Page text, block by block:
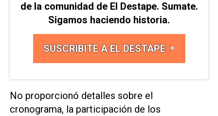
de la comunidad de El Destape. Sumate.
Sigamos haciendo historia.
SUSCRIBITE A EL DESTAPE
No proporcionó detalles sobre el
cronograma, la participación de los